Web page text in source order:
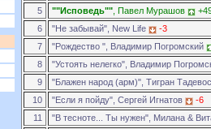
5
""Исповедь"", Павел Мурашов
6
"Не забывай", New Life
-3
7
"Рождество ", Владимир Погромский
8
"Устоять нелегко", Владимир
9
"Блажен народ (арм)", Тигран
10
"Если я пойду", Сергей Игнатов
-6
11
"В тесноте... Ты нужен", Милана &